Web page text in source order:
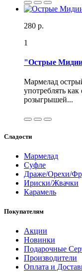
280 р.
1
"Острые
Мармелад
употреблять
розыгрышей...
Сладости
Мармелад
Суфле
Драже/Орехи/
Ириски/Жвачки
Карамель
Покупателям
Акции
Новинки
Подарочные
Производители
Оплата и